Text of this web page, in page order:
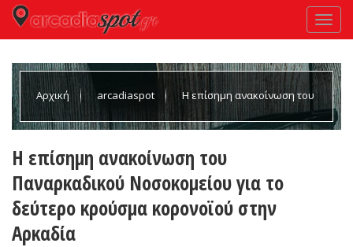
Αρχική arcadiaspot Η επίσημη ανακοίνωση του
κορονοϊού στην Αρκαδία
Η επίσημη ανακοίνωση του
Παναρκαδικού Νοσοκομείου για το
δεύτερο κρούσμα κορονοϊού στην
Αρκαδία